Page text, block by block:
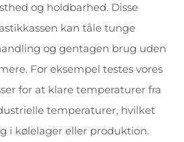
og holdbarhed. Disse
kan tåle tunge
og gentagen brug uden
For eksempel testes vores
for at klare temperaturer fra
temperaturer, hvilket
i kølelager eller produktion.